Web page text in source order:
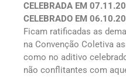
CELEBRADA EM
CELEBRADO EM 06.10.20
Ficam ratificadas as
na Convenção Coletiva
como no aditivo
não conflitantes com